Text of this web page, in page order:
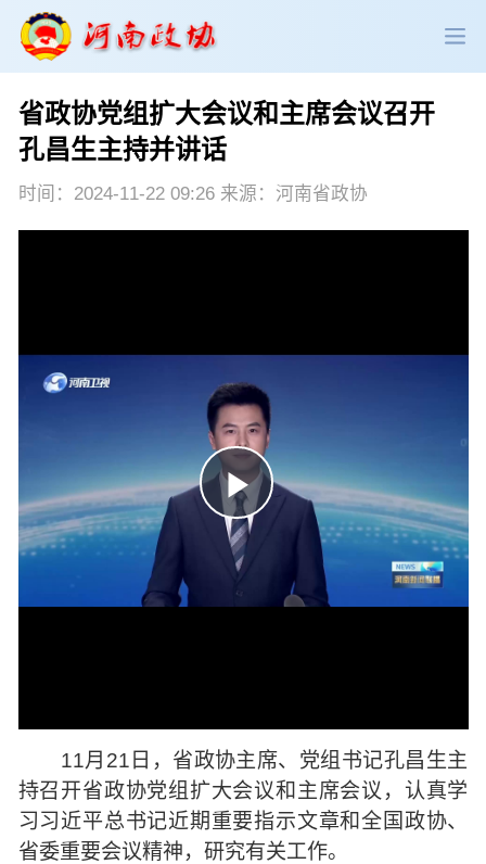
政协领导 政协新闻 政协机构
政协党建 政协工作 会议活动
省政协党组扩大会议和主席会议召开
孔昌生主持并讲话
时间：2024-11-22 09:26 来源：河南省政协
11月21日，省政协主席、党组书记孔昌生主
持召开省政协党组扩大会议和主席会议，认真学
习习近平总书记近期重要指示文章和全国政协、
省委重要会议精神，研究有关工作。